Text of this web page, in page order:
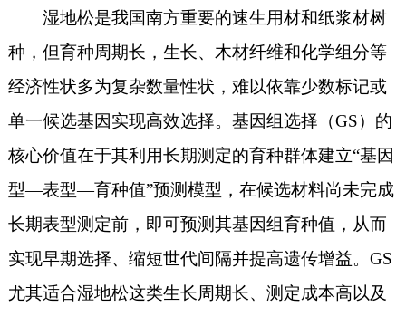
湿地松是我国南方重要的速生用材和纸浆材树
种，但育种周期长，生长、木材纤维和化学组分等
经济性状多为复杂数量性状，难以依靠少数标记或
单一候选基因实现高效选择。基因组选择（GS）的
核心价值在于其利用长期测定的育种群体建立“基因
型—表型—育种值”预测模型，在候选材料尚未完成
长期表型测定前，即可预测其基因组育种值，从而
实现早期选择、缩短世代间隔并提高遗传增益。GS
尤其适合湿地松这类生长周期长、测定成本高以及